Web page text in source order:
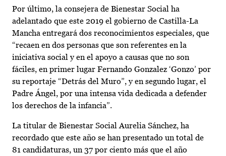
Por último, la consejera de Bienestar Social ha
adelantado que este 2019 el gobierno de Castilla-La
Mancha entregará dos reconocimientos especiales, que
“recaen en dos personas que son referentes en la
iniciativa social y en el apoyo a causas que no son
fáciles, en primer lugar Fernando Gonzalez ‘Gonzo’ por
su reportaje “Detrás del Muro”, y en segundo lugar, el
Padre Ángel, por una intensa vida dedicada a defender
los derechos de la infancia”.
La titular de Bienestar Social Aurelia Sánchez, ha
recordado que este año se han presentado un total de
81 candidaturas, un 37 por ciento más que el año